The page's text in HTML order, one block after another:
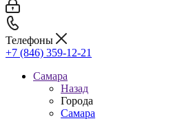
Телефоны
+7 (846) 359-12-21
Самара
Назад
Города
Самара